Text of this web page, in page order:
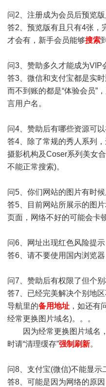
问2、注册成为会员后预览版
答2、预览版有且只有4张，
才会有，新手会员能够搜索
问3、赞助多久才能成为VIP
答3、微信和支付宝都是实
而不到账的都是“体验会员”
言用户名。
问4、赞助后有哪些资源可以
答4、除了常规的秀人系列
摄影机构及Coser系列美女
不能正常搜索)。
问5、你们网站的图片有时候
答5、目前网站所展示的图
页面，网络不好的可能会卡
问6、网址出现红色风险提示
答6、请不要使用国内浏览器
问7、赞助后有权限了但个别
答7、已经完美解决个别地
导航里的备用地址 ，如还有
经常更换图片域名)。。。
因为经常更换图片域名，
时请“清理缓存”强制刷新。
问8、支付宝(微信)不能显示
答8、可能是因为网络的原